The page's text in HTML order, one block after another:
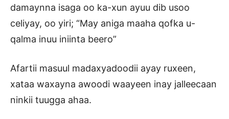
damaynna isaga oo ka-xun ayuu dib usoo
celiyay, oo yiri; “May aniga maaha qofka u-
qalma inuu iniinta beero”
Afartii masuul madaxyadoodii ayay ruxeen,
xataa waxayna awoodi waayeen inay jalleecaan
ninkii tuugga ahaa.